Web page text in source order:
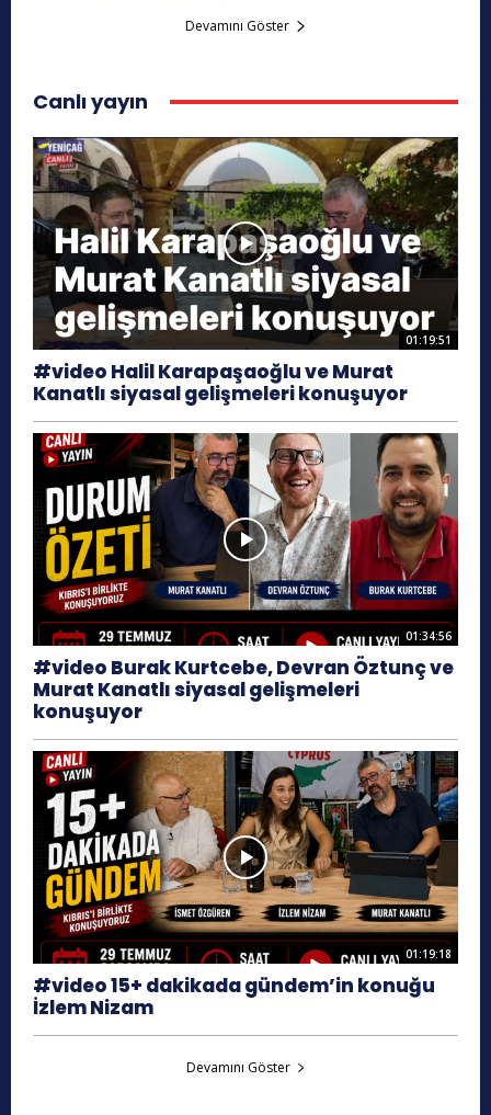
Devamını Göster
Canlı yayın
01:19:51
#video Halil Karapaşaoğlu ve Murat
Kanatlı siyasal gelişmeleri konuşuyor
01:34:56
#video Burak Kurtcebe, Devran Öztunç ve
Murat Kanatlı siyasal gelişmeleri
konuşuyor
01:19:18
#video 15+ dakikada gündem’in konuğu
İzlem Nizam
Devamını Göster